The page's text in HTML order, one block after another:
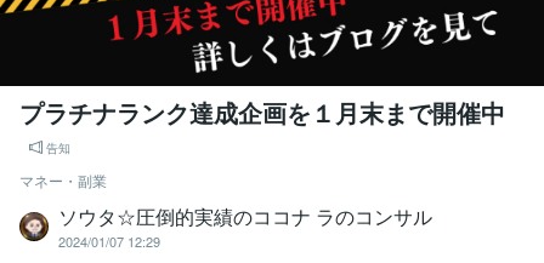
プラチナランク達成企画を１月末まで開催中
告知
マネー・副業
ソウタ☆圧倒的実績のココナ ラのコンサル
2024/01/07 12:29